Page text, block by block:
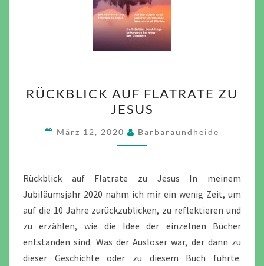
AUF
FLATRATE
ZU
JESUS
RÜCKBLICK AUF FLATRATE ZU
JESUS
März 12, 2020 Barbaraundheide
Rückblick auf Flatrate zu Jesus In meinem
Jubiläumsjahr 2020 nahm ich mir ein wenig Zeit, um
auf die 10 Jahre zurückzublicken, zu reflektieren und
zu erzählen, wie die Idee der einzelnen Bücher
entstanden sind. Was der Auslöser war, der dann zu
dieser Geschichte oder zu diesem Buch führte.